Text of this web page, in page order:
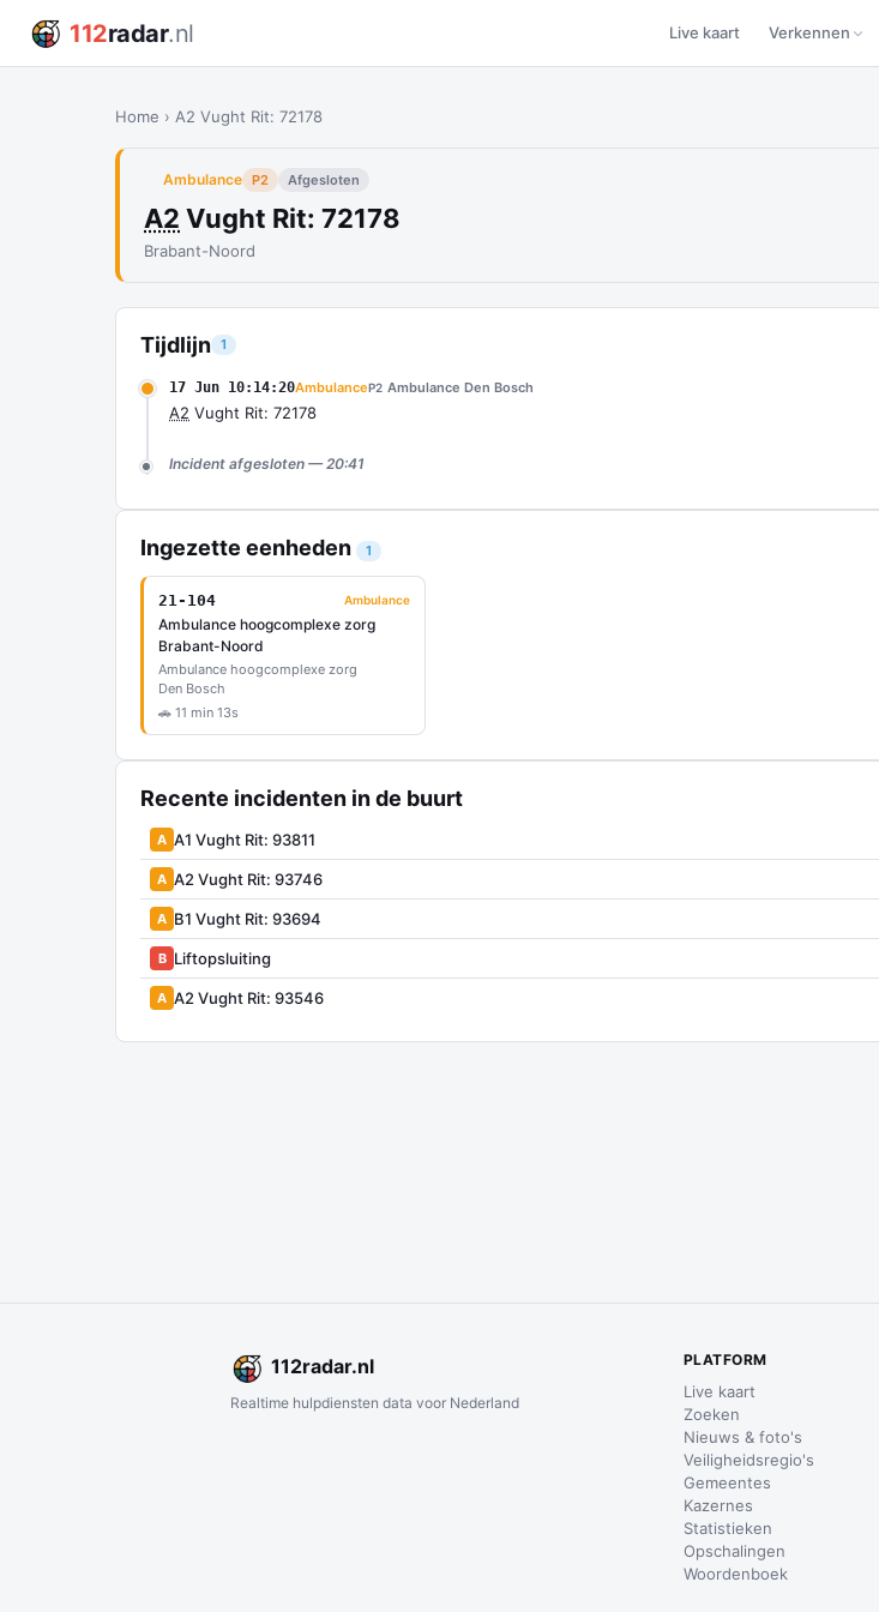
112radar.nl Live kaart Verkennen
Home › A2 Vught Rit: 72178
Ambulance P2 Afgesloten
A2 Vught Rit: 72178
Brabant-Noord
Tijdlijn 1
17 Jun 10:14:20AmbulanceP2 Ambulance Den Bosch
A2 Vught Rit: 72178
Incident afgesloten — 20:41
Ingezette eenheden 1
21-104 Ambulance
Ambulance hoogcomplexe zorg
Brabant-Noord
Ambulance hoogcomplexe zorg
Den Bosch
🚗 11 min 13s
Recente incidenten in de buurt
A A1 Vught Rit: 93811
A A2 Vught Rit: 93746
A B1 Vught Rit: 93694
B Liftopsluiting
A A2 Vught Rit: 93546
112radar.nl
Realtime hulpdiensten data voor Nederland
PLATFORM
Live kaart
Zoeken
Nieuws & foto's
Veiligheidsregio's
Gemeentes
Kazernes
Statistieken
Opschalingen
Woordenboek